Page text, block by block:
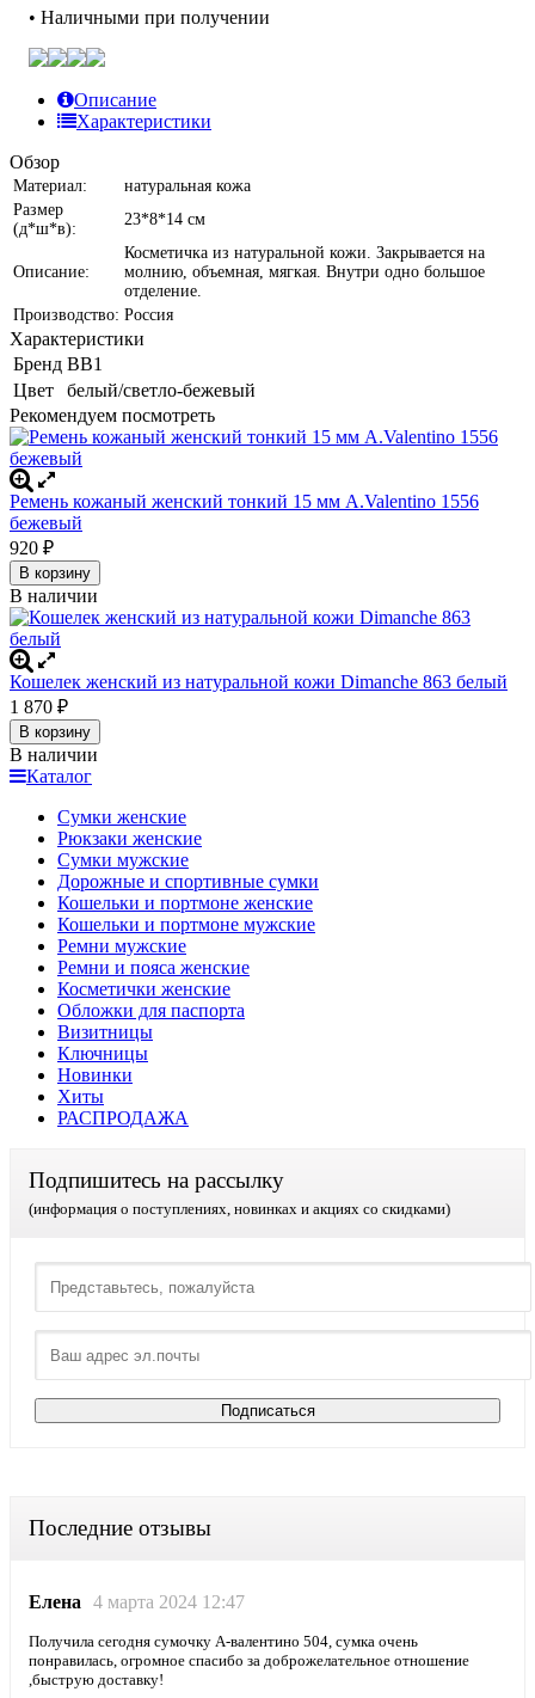
• Наличными при получении
Описание
Характеристики
Обзор
Материал:
натуральная кожа
Размер
(д*ш*в):
23*8*14 см
Описание:
Косметичка из натуральной кожи. Закрывается на
молнию, объемная, мягкая. Внутри одно большое
отделение.
Производство: Россия
Характеристики
Бренд BB1
Цвет
белый/светло-бежевый
Рекомендуем посмотреть
Ремень кожаный женский тонкий 15 мм A.Valentino 1556
бежевый
920 ₽
В корзину
В наличии
Кошелек женский из натуральной кожи Dimanche 863 белый
1 870 ₽
В корзину
В наличии
Каталог
Сумки женские
Рюкзаки женские
Сумки мужские
Дорожные и спортивные сумки
Кошельки и портмоне женские
Кошельки и портмоне мужские
Ремни мужские
Ремни и пояса женские
Косметички женские
Обложки для паспорта
Визитницы
Ключницы
Новинки
Хиты
РАСПРОДАЖА
Подпишитесь на рассылку
(информация о поступлениях, новинках и акциях со скидками)
Последние отзывы
Елена 4 марта 2024 12:47
Получила сегодня сумочку А-валентино 504, сумка очень
понравилась, огромное спасибо за доброжелательное отношение
,быструю доставку!